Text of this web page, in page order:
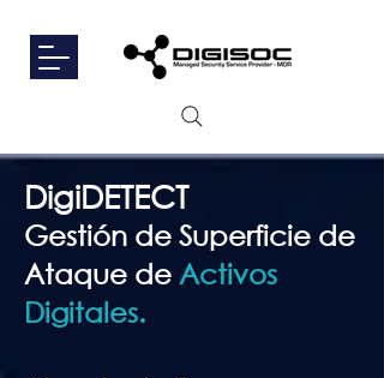
DigiDETECT
Gestión de Superficie de
Ataque de Activos
Digitales.